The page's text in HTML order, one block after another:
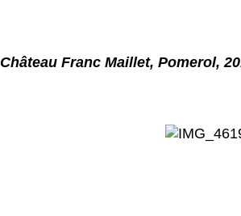
Château Franc Maillet, Pomerol,